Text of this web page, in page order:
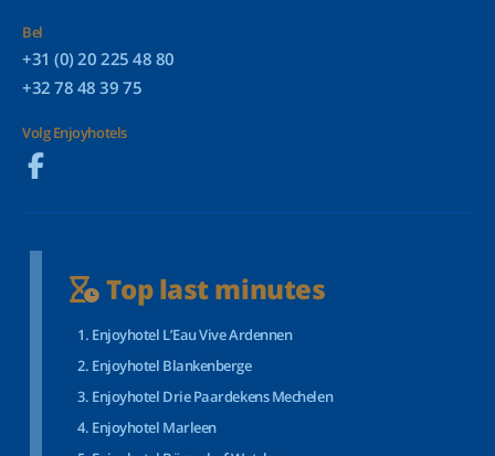
Bel
+31 (0) 20 225 48 80
+32 78 48 39 75
Volg Enjoyhotels
Top last minutes
Enjoyhotel L’Eau Vive Ardennen
Enjoyhotel Blankenberge
Enjoyhotel Drie Paardekens Mechelen
Enjoyhotel Marleen